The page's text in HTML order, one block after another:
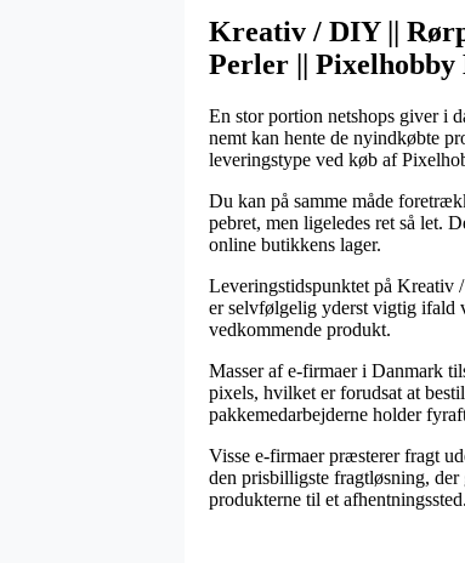
Kreativ / DIY ||
Perler ||
En stor portion netshops giver i
nemt kan hente de nyindkøbte
leveringstype ved køb af
Du kan på samme måde
pebret, men ligeledes ret så let.
online butikkens lager.
Leveringstidspunktet på Kreativ
er selvfølgelig yderst vigtig ifald
vedkommende produkt.
Masser af e-firmaer i Danmark
pixels, hvilket er forudsat at
pakkemedarbejderne holder
Visse e-firmaer præsterer fragt
den prisbilligste fragtløsning,
produkterne til et afhentningssted.